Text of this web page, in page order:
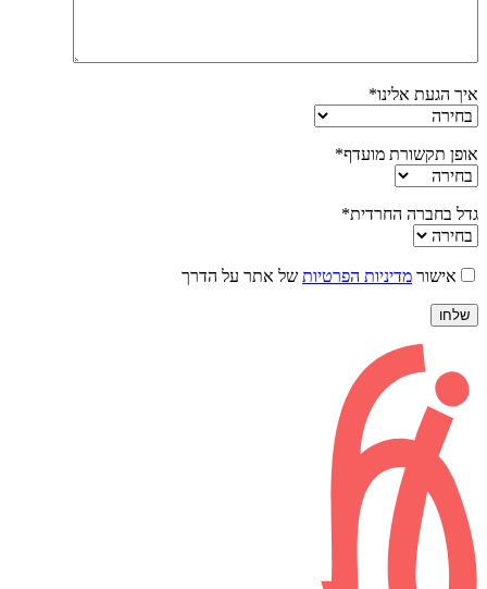
איך הגעת אלינו*
אופן תקשורת מועדף*
גדל בחברה החרדית*
אישור מדיניות הפרטיות של אתר על הדרך